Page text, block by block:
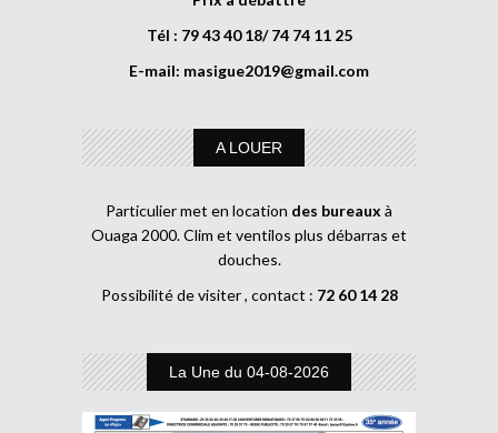
Tél : 79 43 40 18/ 74 74 11 25
E-mail: masigue2019@gmail.com
A LOUER
Particulier met en location des bureaux à
Ouaga 2000. Clim et ventilos plus débarras et
douches.
Possibilité de visiter , contact : 72 60 14 28
La Une du 04-08-2026